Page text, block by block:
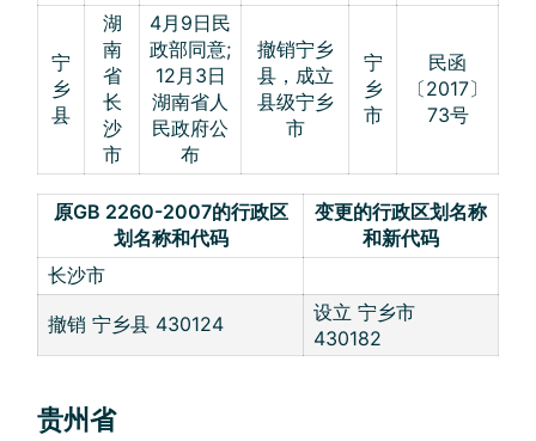
宁
乡
县
湖
南
省
长
沙
市
4月9日民
政部同意;
12月3日
湖南省人
民政府公
布
撤销宁乡
县，成立
县级宁乡
市
宁
乡
市
民函
〔2017〕
73号
原GB 2260-2007的行政区
划名称和代码
变更的行政区划名称
和新代码
长沙市
撤销 宁乡县 430124
设立 宁乡市
430182
贵州省